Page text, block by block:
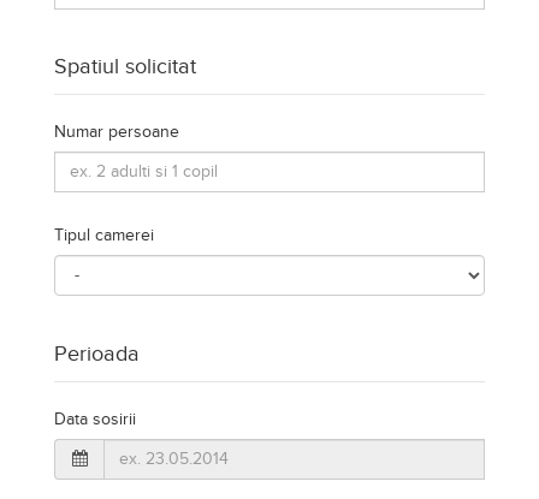
Spatiul solicitat
Numar persoane
Tipul camerei
Perioada
Data sosirii